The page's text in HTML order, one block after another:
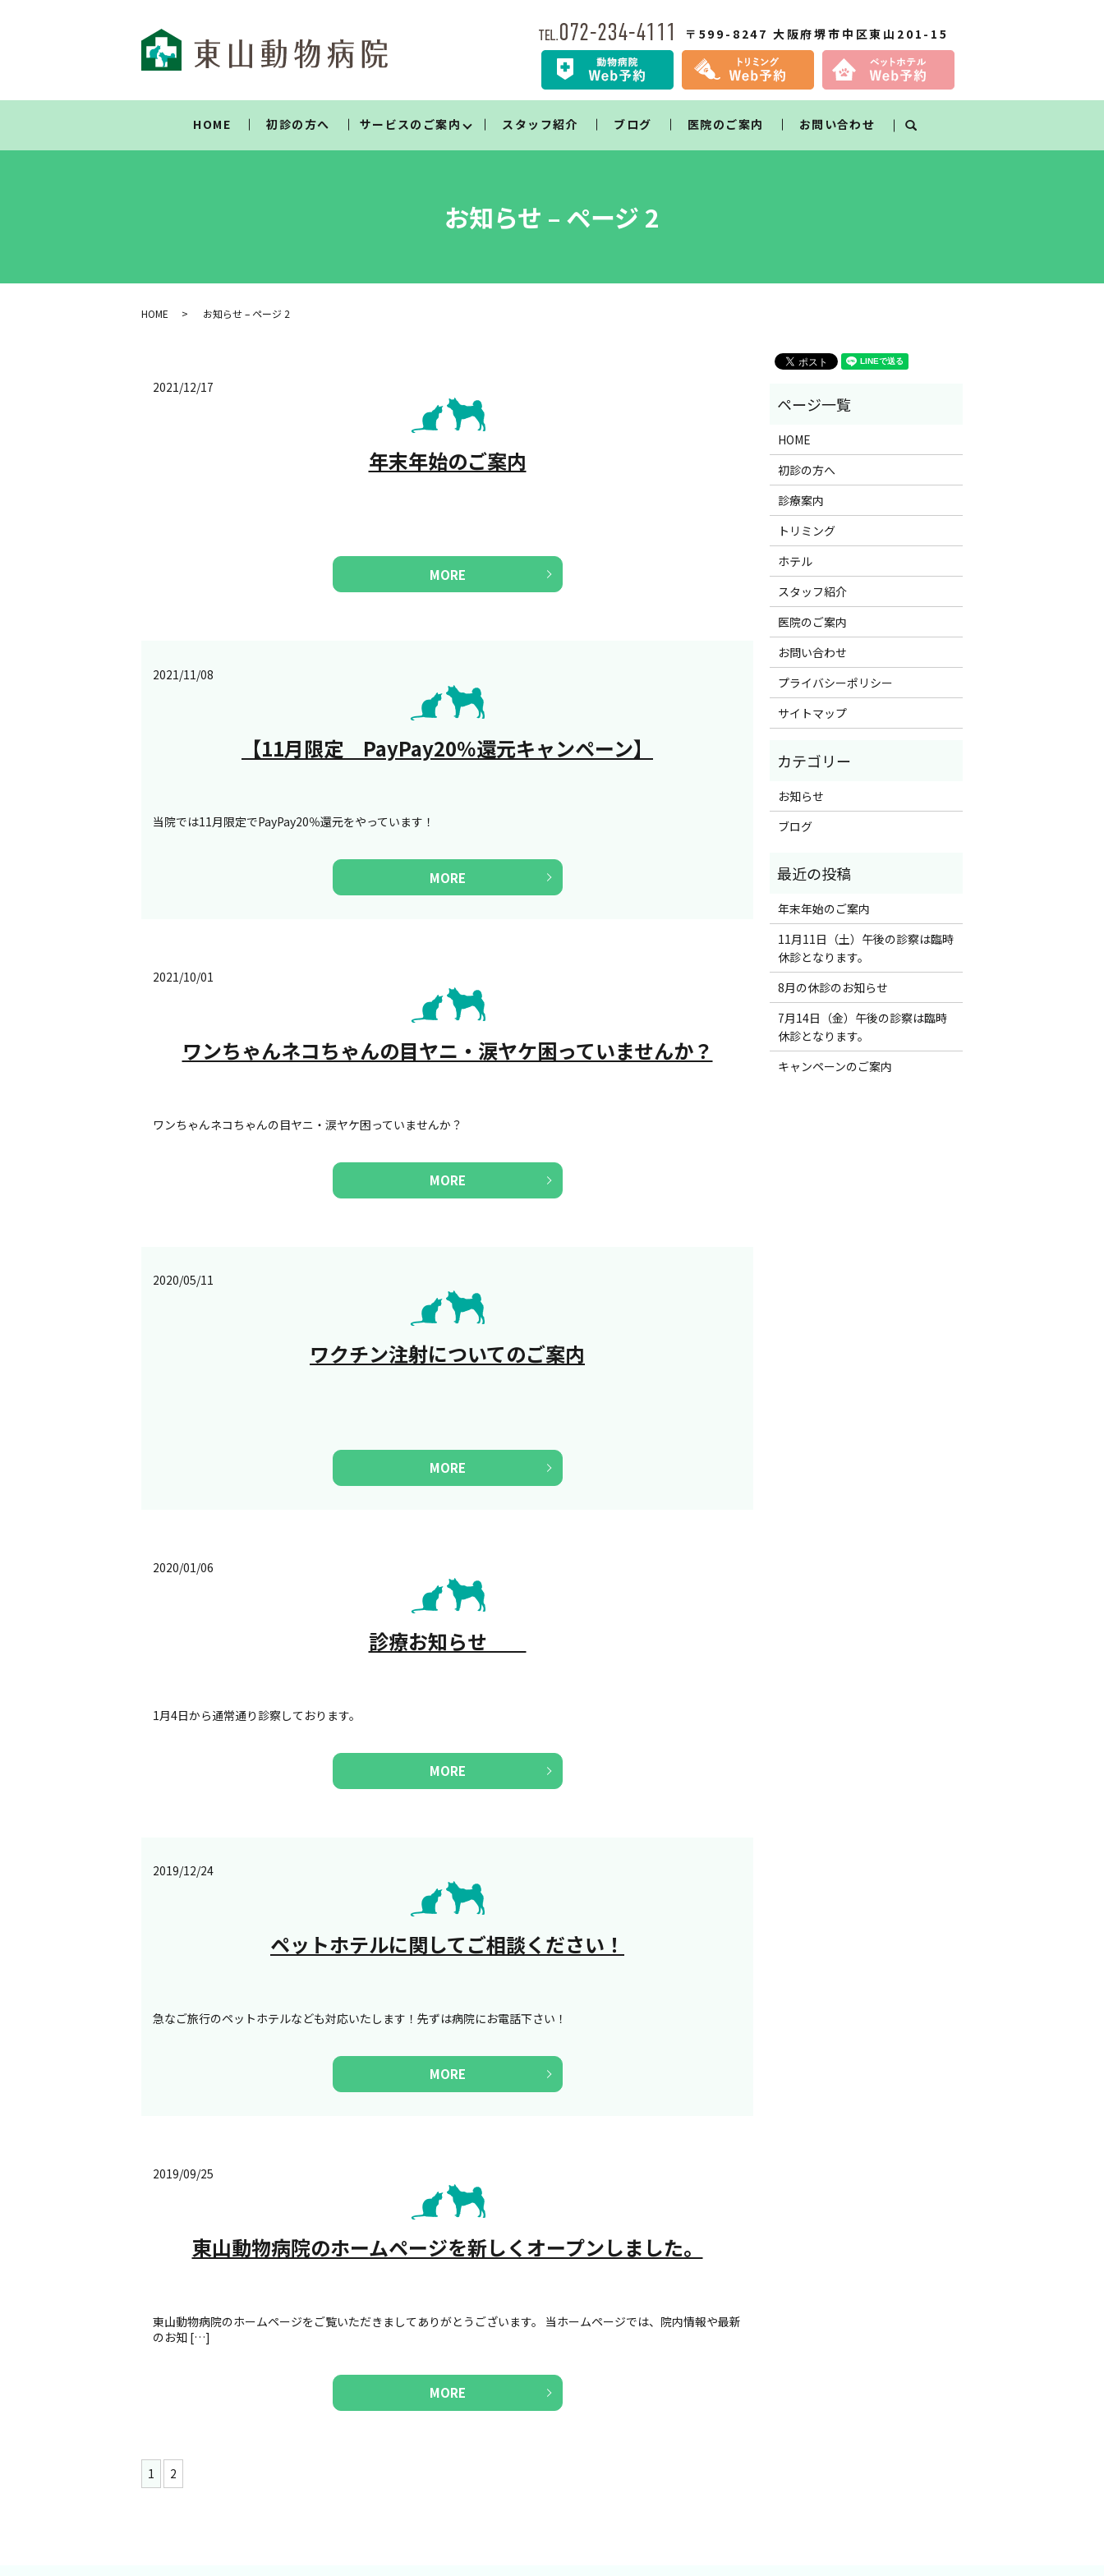
〒599-8247 大阪府堺市中区東山201-15
HOME 初診の方へ サービスのご案内 スタッフ紹介 ブログ 医院のご案内 お問い合わせ search
お知らせ – ページ 2
HOME お知らせ – ページ 2
2021/12/17
年末年始のご案内
MORE
2021/11/08
【11月限定 PayPay20％還元キャンペーン】
当院では11月限定でPayPay20％還元をやっています！
MORE
2021/10/01
ワンちゃんネコちゃんの目ヤニ・涙ヤケ困っていませんか？
ワンちゃんネコちゃんの目ヤニ・涙ヤケ困っていませんか？
MORE
2020/05/11
ワクチン注射についてのご案内
MORE
2020/01/06
診療お知らせ
1月4日から通常通り診察しております。
MORE
2019/12/24
ペットホテルに関してご相談ください！
急なご旅行のペットホテルなども対応いたします！先ずは病院にお電話下さい！
MORE
2019/09/25
東山動物病院のホームページを新しくオープンしました。
東山動物病院のホームページをご覧いただきましてありがとうございます。 当ホームページでは、院内情報や最新
のお知 […]
MORE
1 2
HOME
初診の方へ
診療案内
トリミング
ホテル
スタッフ紹介
医院のご案内
お問い合わせ
プライバシーポリシー
サイトマップ
お知らせ
ブログ
年末年始のご案内
11月11日（土）午後の診察は臨時
休診となります。
8月の休診のお知らせ
7月14日（金）午後の診察は臨時
休診となります。
キャンペーンのご案内